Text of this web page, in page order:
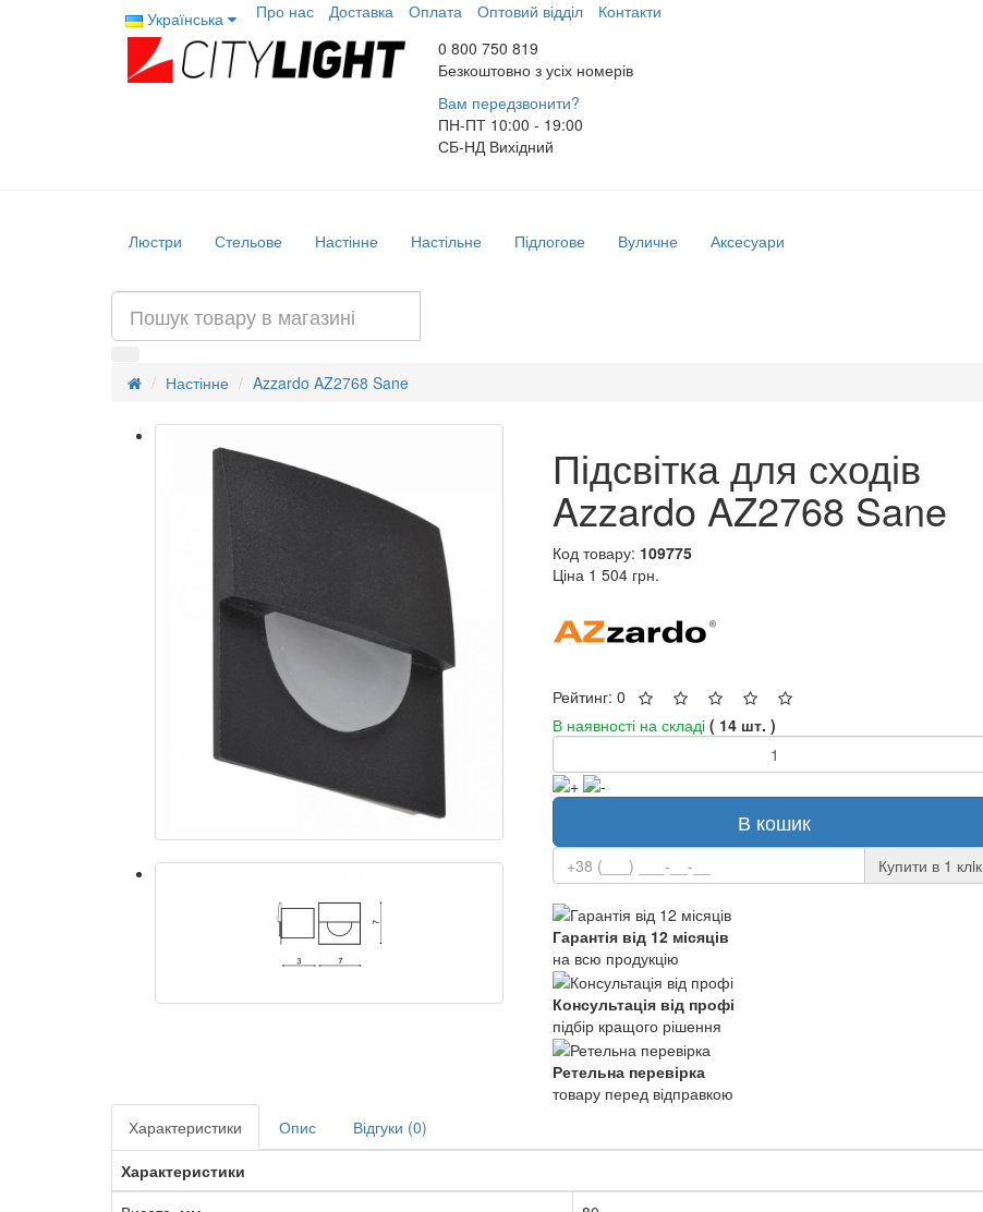
Українська Про нас Доставка Оплата Оптовий відділ
Контакти
0 800 750 819
Безкоштовно з усіх номерів
Вам передзвонити?
ПН-ПТ 10:00 - 19:00
СБ-НДВихідний
Люстри Стельове Настінне Настільне Підлогове Вуличне Аксесуари
Настінне Azzardo AZ2768 Sane
Підсвітка для сходів
Azzardo AZ2768 Sane
Код товару: 109775
Ціна 1 504 грн.
Рейтинг: 0
В наявності на складі ( 14 шт. )
В кошик
Купити в 1 клiк
Гарантія від 12 місяців
на всю продукцію
Консультація від профі
підбір кращого рішення
Ретельна перевірка
товару перед відправкою
Характеристики
Опис
Відгуки (0)
Характеристики